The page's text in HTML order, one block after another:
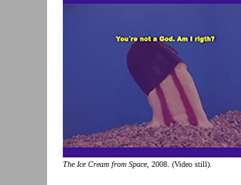
The Ice Cream from Space, 2008. (Video still).